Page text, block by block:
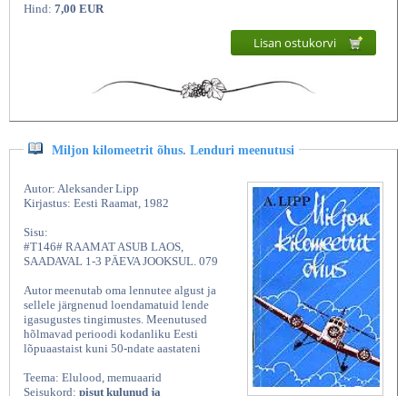
Hind: 7,00 EUR
Lisan ostukorvi
Miljon kilomeetrit õhus. Lenduri meenutusi
Autor: Aleksander Lipp
Kirjastus: Eesti Raamat, 1982
Sisu:
#T146# RAAMAT ASUB LAOS,
SAADAVAL 1-3 PÄEVA JOOKSUL. 079
Autor meenutab oma lennutee algust ja
sellele järgnenud loendamatuid lende
igasugustes tingimustes. Meenutused
hõlmavad perioodi kodanliku Eesti
lõpuaastaist kuni 50-ndate aastateni
Teema: Elulood, memuaarid
Seisukord: pisut kulunud ja